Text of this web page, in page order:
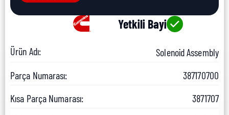
Yetkili Bayi
Ürün Adı:
Solenoid Assembly
Parça Numarası:
387170700
Kısa Parça Numarası:
3871707